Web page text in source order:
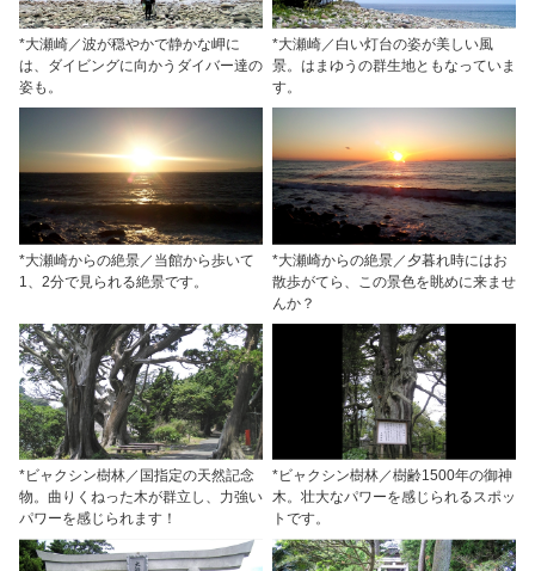
*大瀬崎／波が穏やかで静かな岬に
は、ダイビングに向かうダイバー達の
姿も。
*大瀬崎／白い灯台の姿が美しい風
景。はまゆうの群生地ともなっていま
す。
*大瀬崎からの絶景／当館から歩いて
1、2分で見られる絶景です。
*大瀬崎からの絶景／夕暮れ時にはお
散歩がてら、この景色を眺めに来ませ
んか？
*ビャクシン樹林／国指定の天然記念
物。曲りくねった木が群立し、力強い
パワーを感じられます！
*ビャクシン樹林／樹齢1500年の御神
木。壮大なパワーを感じられるスポッ
トです。